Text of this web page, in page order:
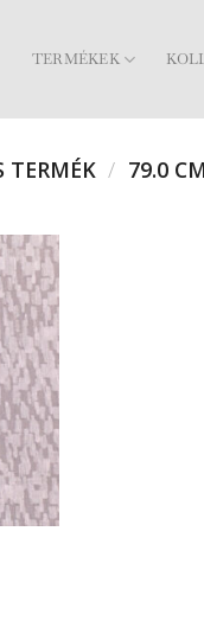
TERMÉKEK
TERMÉK / 79.0